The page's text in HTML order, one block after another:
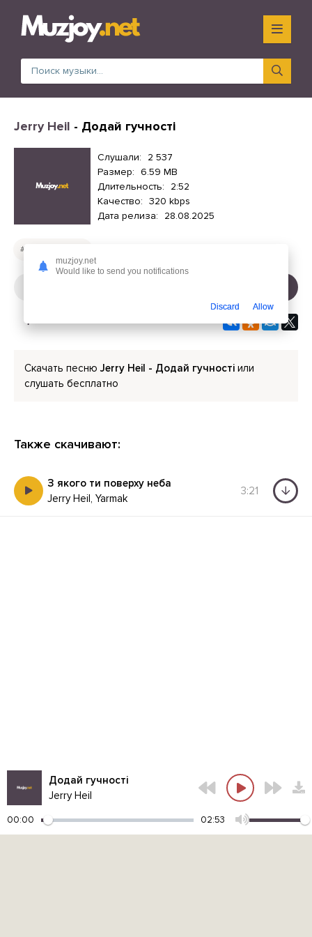
Jerry Heil - Додай гучності
Слушали:
2 537
Размер: 6.59 MB
Длительность:
2:52
Качество: 320 kbps
Дата релиза:
28.08.2025
Скачать песню Jerry Heil - Додай гучності или
слушать бесплатно
Также скачивают:
З якого ти поверху неба
Jerry Heil, Yarmak
3:21
Додай гучності
Jerry Heil
00:00 02:53
muzjoy.net
Would like to send you notifications
Discard Allow